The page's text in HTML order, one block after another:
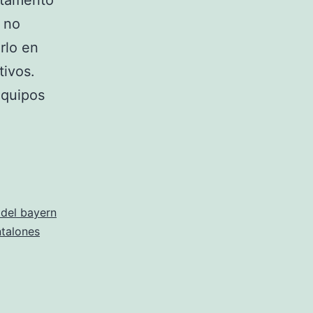
en
bayern